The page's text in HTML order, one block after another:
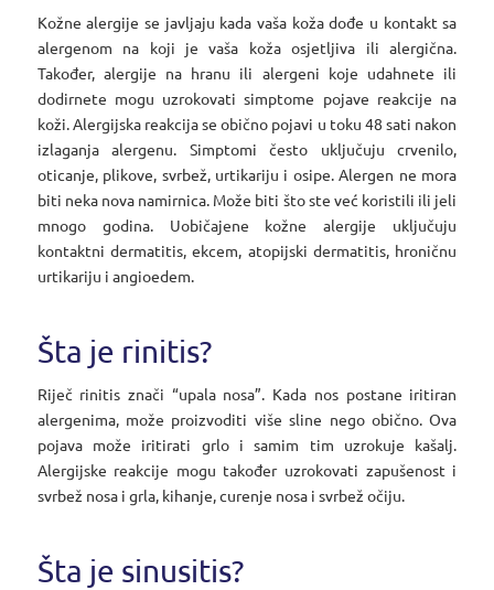
Kožne alergije se javljaju kada vaša koža dođe u kontakt sa
alergenom na koji je vaša koža osjetljiva ili alergična.
Također, alergije na hranu ili alergeni koje udahnete ili
dodirnete mogu uzrokovati simptome pojave reakcije na
koži. Alergijska reakcija se obično pojavi u toku 48 sati nakon
izlaganja alergenu. Simptomi često uključuju crvenilo,
oticanje, plikove, svrbež, urtikariju i osipe. Alergen ne mora
biti neka nova namirnica. Može biti što ste već koristili ili jeli
mnogo godina. Uobičajene kožne alergije uključuju
kontaktni dermatitis, ekcem, atopijski dermatitis, hroničnu
urtikariju i angioedem.
Šta je rinitis?
Riječ rinitis znači “upala nosa”. Kada nos postane iritiran
alergenima, može proizvoditi više sline nego obično. Ova
pojava može iritirati grlo i samim tim uzrokuje kašalj.
Alergijske reakcije mogu također uzrokovati zapušenost i
svrbež nosa i grla, kihanje, curenje nosa i svrbež očiju.
Šta je sinusitis?